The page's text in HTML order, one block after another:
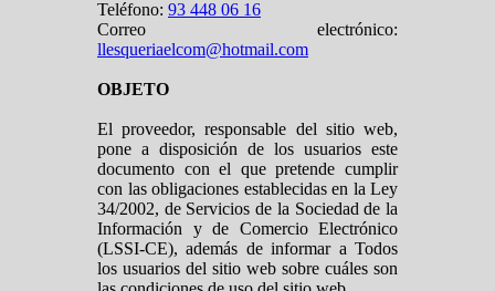
Teléfono: 93 448 06 16
Correo electrónico:
llesqueriaelcom@hotmail.com
OBJETO
El proveedor, responsable del sitio web,
pone a disposición de los usuarios este
documento con el que pretende cumplir
con las obligaciones establecidas en la Ley
34/2002, de Servicios de la Sociedad de la
Información y de Comercio Electrónico
(LSSI-CE), además de informar a Todos
los usuarios del sitio web sobre cuáles son